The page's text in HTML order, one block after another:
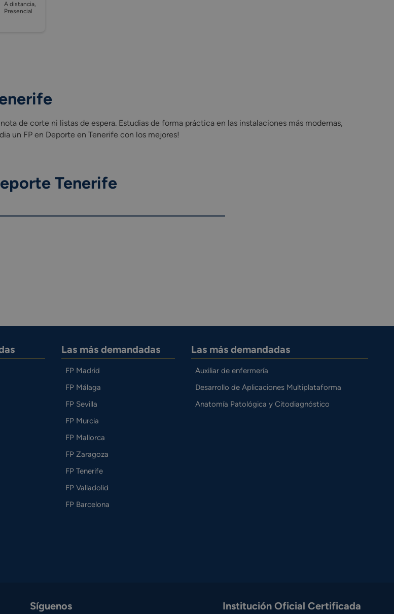
A distancia,
Presencial
de corte ni listas de espera. Estudias de forma práctica en las instalaciones más modernas,
un FP en Deporte en Tenerife con los mejores!
Tenerife
Las más demandadas
FP Madrid
FP Málaga
FP Sevilla
FP Murcia
FP Mallorca
FP Zaragoza
FP Tenerife
FP Valladolid
FP Barcelona
Las más demandadas
Auxiliar de enfermería
Desarrollo de Aplicaciones Multiplataforma
Anatomía Patológica y Citodiagnóstico
Síguenos Institución Oficial Certificada